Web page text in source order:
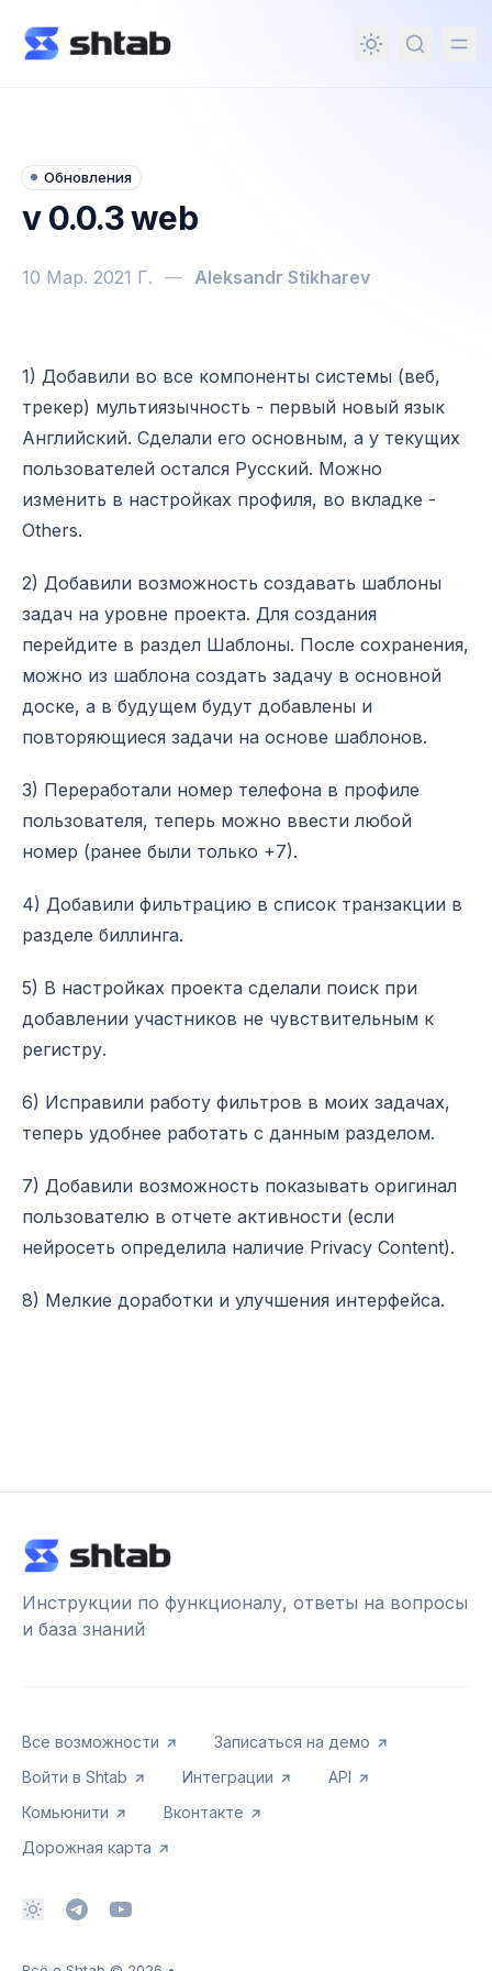
содержимому
Обновления
v 0.0.3 web
10 Мар. 2021 Г. — Aleksandr Stikharev
v 0.0.3 web
1) Добавили во все компоненты системы (веб,
трекер) мультиязычность - первый новый язык
Английский. Сделали его основным, а у текущих
пользователей остался Русский. Можно
изменить в настройках профиля, во вкладке -
Others.
2) Добавили возможность создавать шаблоны
задач на уровне проекта. Для создания
перейдите в раздел Шаблоны. После сохранения,
можно из шаблона создать задачу в основной
доске, а в будущем будут добавлены и
повторяющиеся задачи на основе шаблонов.
3) Переработали номер телефона в профиле
пользователя, теперь можно ввести любой
номер (ранее были только +7).
4) Добавили фильтрацию в список транзакции в
разделе биллинга.
5) В настройках проекта сделали поиск при
добавлении участников не чувствительным к
регистру.
6) Исправили работу фильтров в моих задачах,
теперь удобнее работать с данным разделом.
7) Добавили возможность показывать оригинал
пользователю в отчете активности (если
нейросеть определила наличие Privacy Content).
8) Мелкие доработки и улучшения интерфейса.
Инструкции по функционалу, ответы на вопросы
и база знаний
Все возможности
Записаться на демо
Войти в Shtab
Интеграции
API
Комьюнити
Вконтакте
Дорожная карта